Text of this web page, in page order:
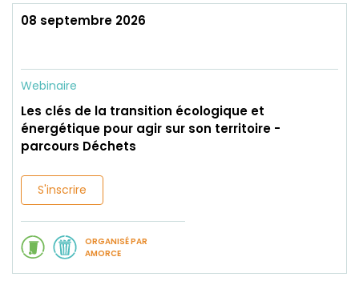
08 septembre 2026
Webinaire
Les clés de la transition écologique et
énergétique pour agir sur son territoire -
parcours Déchets
S'inscrire
ORGANISÉ PAR
AMORCE